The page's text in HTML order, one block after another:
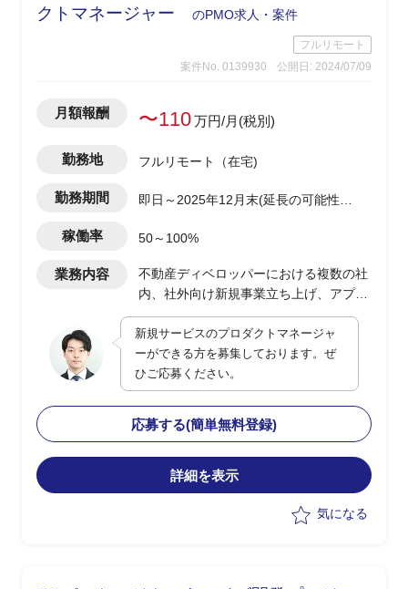
クトマネージャー
のPMO求人・案件
フルリモート
案件No. 0139930
公開日: 2024/07/09
月額報酬 〜110万円/月(税別)
勤務地 フルリモート（在宅)
勤務期間
即日～2025年12月末(延長の可能性有
稼働率 50～100%
業務内容
不動産ディベロッパーにおける複数の社
内、社外向け新規事業立ち上げ、アプリ
ケーションサービス開発におけるプロダ
クトマネージャー
・toB、toC向けアプリケーションサービ
スの企画、開発進行、および社内業務部
門におけるAsIsToBe業務プロセス、運用
フローの整理
・26年春のリリースに向けたプロダクト
についてはサービス機能開発は進行して
いるが、サービス全体のグランドデザイ
ン、ビジネススキームのデザインについ
新規サービスのプロダクトマネージャ
ーができる方を募集しております。ぜ
ひご応募ください。
応募する(簡単無料登録)
詳細を表示
気になる